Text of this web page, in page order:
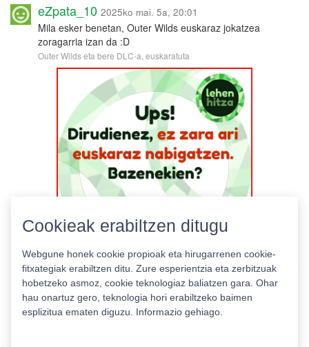
eZpata_10 2025ko mai. 5a, 20:01
Mila esker benetan, Outer Wilds euskaraz jokatzea
zoragarria izan da :D
Outer Wilds eta bere DLC-a, euskaratuta
Cookieak erabiltzen ditugu
Webgune honek cookie propioak eta hirugarrenen cookie-
fitxategiak erabiltzen ditu. Zure esperientzia eta zerbitzuak
hobetzeko asmoz, cookie teknologiaz baliatzen gara. Ohar
hau onartuz gero, teknologia hori erabiltzeko baimen
esplizitua ematen diguzu. Informazio gehiago.